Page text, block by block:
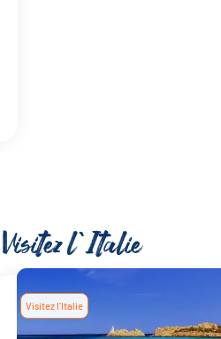
Visitez l'Italie
Visitez l'Italie